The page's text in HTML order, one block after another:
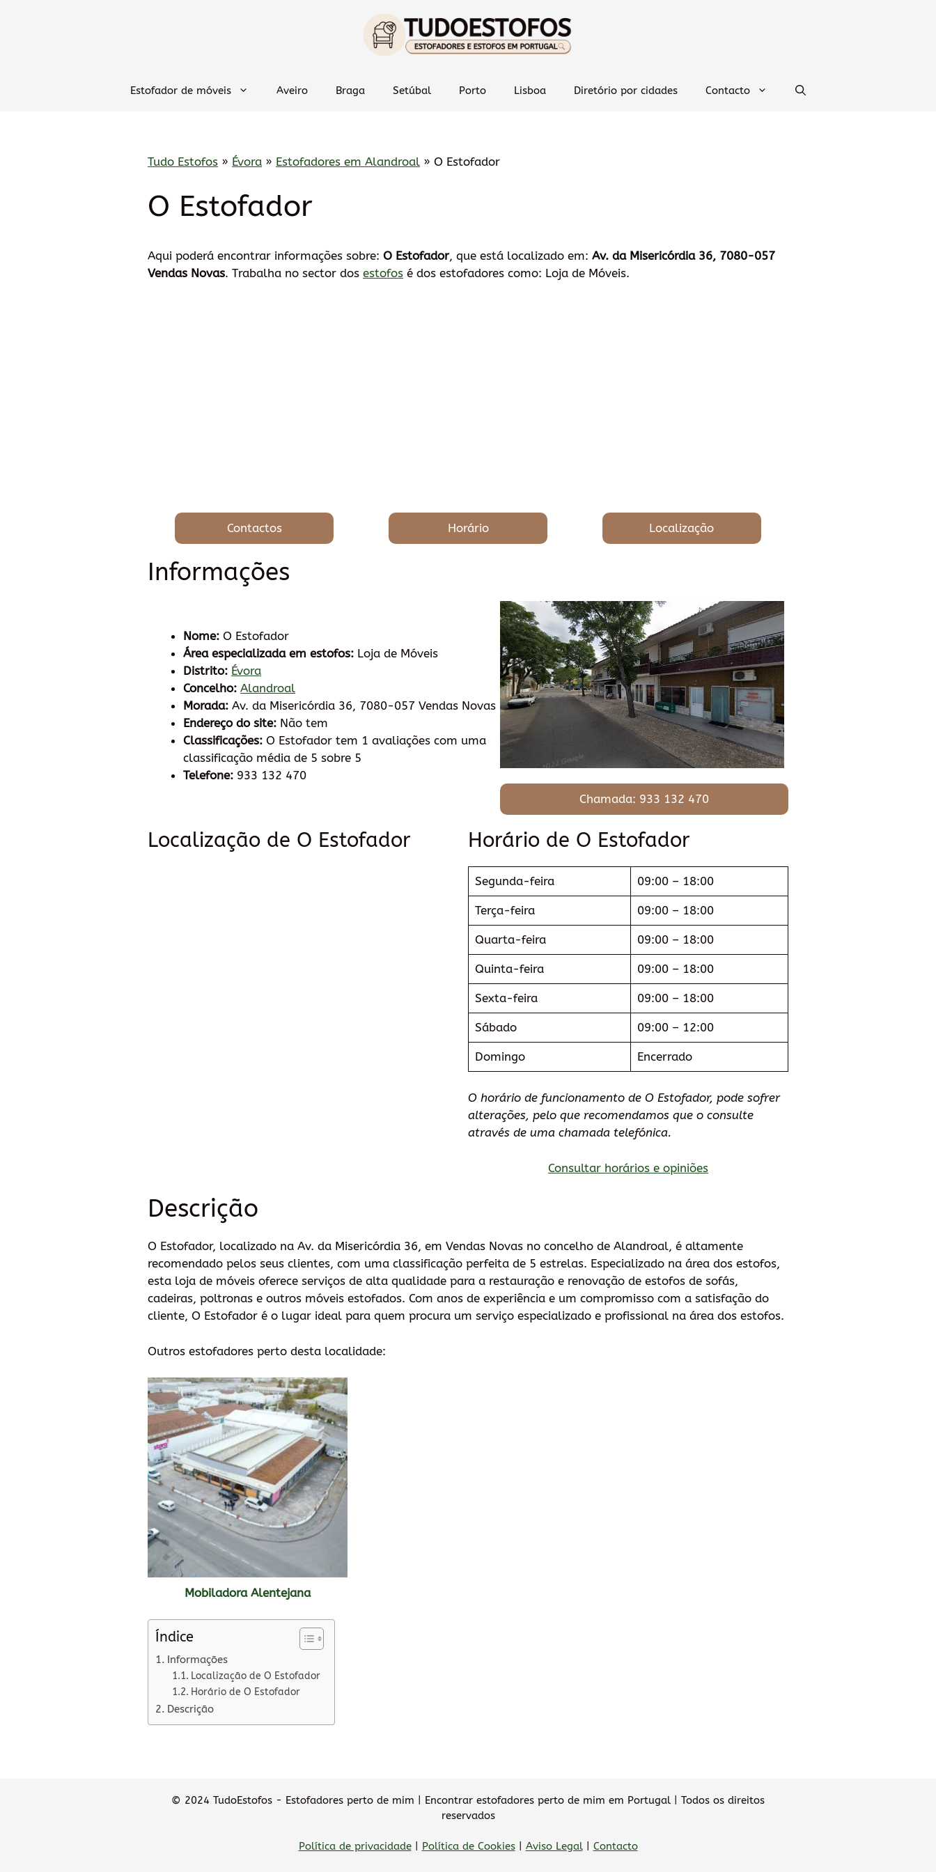
Estofador de móveis Aveiro Braga Setúbal Porto Lisboa Diretório por cidades Contacto
Tudo Estofos » Évora » Estofadores em Alandroal » O Estofador
O Estofador
Aqui poderá encontrar informações sobre: O Estofador, que está localizado em: Av. da Misericórdia 36, 7080-057
Vendas Novas. Trabalha no sector dos estofos é dos estofadores como: Loja de Móveis.
Contactos Horário Localização
Informações
Nome: O Estofador
Área especializada em estofos: Loja de Móveis
Distrito: Évora
Concelho: Alandroal
Morada: Av. da Misericórdia 36, 7080-057 Vendas Novas
Endereço do site: Não tem
Classificações: O Estofador tem 1 avaliações com uma
classificação média de 5 sobre 5
Telefone: 933 132 470
Chamada: 933 132 470
Localização de O Estofador Horário de O Estofador
Segunda-feira 09:00 – 18:00
Terça-feira 09:00 – 18:00
Quarta-feira 09:00 – 18:00
Quinta-feira 09:00 – 18:00
Sexta-feira 09:00 – 18:00
Sábado 09:00 – 12:00
Domingo Encerrado
O horário de funcionamento de O Estofador, pode sofrer
alterações, pelo que recomendamos que o consulte
através de uma chamada telefónica.
Consultar horários e opiniões
Descrição
O Estofador, localizado na Av. da Misericórdia 36, em Vendas Novas no concelho de Alandroal, é altamente
recomendado pelos seus clientes, com uma classificação perfeita de 5 estrelas. Especializado na área dos estofos,
esta loja de móveis oferece serviços de alta qualidade para a restauração e renovação de estofos de sofás,
cadeiras, poltronas e outros móveis estofados. Com anos de experiência e um compromisso com a satisfação do
cliente, O Estofador é o lugar ideal para quem procura um serviço especializado e profissional na área dos estofos.
Outros estofadores perto desta localidade:
Mobiladora Alentejana
Índice
Informações
Localização de O Estofador
Horário de O Estofador
Descrição
© 2024 TudoEstofos - Estofadores perto de mim | Encontrar estofadores perto de mim em Portugal | Todos os direitos
reservados
Política de privacidade| Política de Cookies| Aviso Legal| Contacto